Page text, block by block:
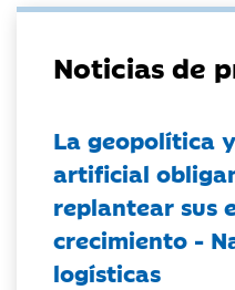
Noticias de
La geopolítica
artificial
replantear sus
crecimiento -
logísticas